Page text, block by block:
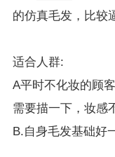
的仿真毛发，比较
适合人群:
A平时不化妆的顾
需要描一下，妆感
B.自身毛发基础好